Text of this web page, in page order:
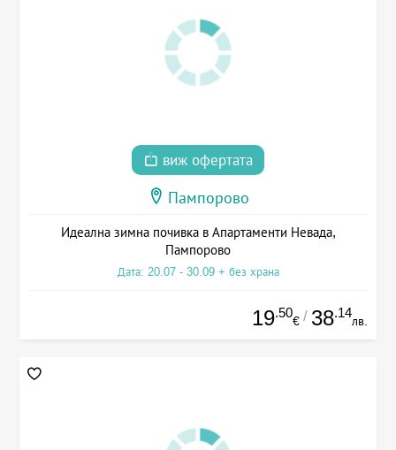
виж офертата
Пампорово
Идеална зимна почивка в Апартаменти Невада,
Пампорово
Дата: 20.07 - 30.09 + без храна
19.50
€ / 38.14
лв.